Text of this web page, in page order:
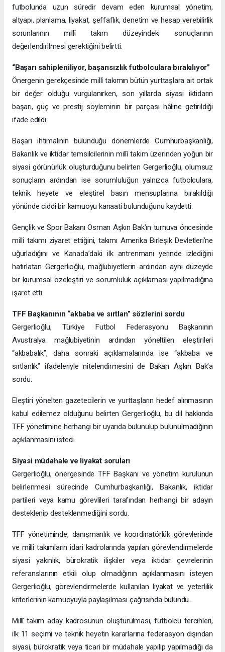
futbolunda uzun süredir devam eden kurumsal yönetim,
altyapı, planlama, liyakat, şeffaflık, denetim ve hesap verebilirlik
sorunlarının millî takım düzeyindeki sonuçlarının
değerlendirilmesi gerektiğini belirtti.
“Başarı sahipleniliyor, başarısızlık futbolculara bırakılıyor”
Önergenin gerekçesinde millî takımın bütün yurttaşlara ait ortak
bir değer olduğu vurgulanırken, son yıllarda siyasi iktidarın
başarı, güç ve prestij söyleminin bir parçası hâline getirildiği
ifade edildi.
Başarı ihtimalinin bulunduğu dönemlerde Cumhurbaşkanlığı,
Bakanlık ve iktidar temsilcilerinin millî takım üzerinden yoğun bir
siyasi görünürlük oluşturduğunu belirten Gergerlioğlu, olumsuz
sonuçların ardından ise sorumluluğun yalnızca futbolculara,
teknik heyete ve eleştirel basın mensuplarına bırakıldığı
yönünde ciddi bir kamuoyu kanaati bulunduğunu kaydetti.
Gençlik ve Spor Bakanı Osman Aşkın Bak’ın turnuva öncesinde
millî takımı ziyaret ettiğini, takımı Amerika Birleşik Devletleri’ne
uğurladığını ve Kanada’daki ilk antrenmanı yerinde izlediğini
hatırlatan Gergerlioğlu, mağlubiyetlerin ardından aynı düzeyde
bir kurumsal özeleştiri ve sorumluluk açıklaması yapılmadığına
işaret etti.
TFF Başkanının “akbaba ve sırtlan” sözlerini sordu
Gergerlioğlu, Türkiye Futbol Federasyonu Başkanının
Avustralya mağlubiyetinin ardından yöneltilen eleştirileri
“akbabalık”, daha sonraki açıklamalarında ise “akbaba ve
sırtlanlık” ifadeleriyle nitelendirmesini de Bakan Aşkın Bak’a
sordu.
Eleştiri yönelten gazetecilerin ve yurttaşların hedef alınmasının
kabul edilemez olduğunu belirten Gergerlioğlu, bu dil hakkında
TFF yönetimine herhangi bir uyarıda bulunulup bulunulmadığının
açıklanmasını istedi.
Siyasi müdahale ve liyakat soruları
Gergerlioğlu, önergesinde TFF Başkanı ve yönetim kurulunun
belirlenmesi sürecinde Cumhurbaşkanlığı, Bakanlık, iktidar
partileri veya kamu görevlileri tarafından herhangi bir adayın
desteklenip desteklenmediğini sordu.
TFF yönetiminde, danışmanlık ve koordinatörlük görevlerinde
ve millî takımların idari kadrolarında yapılan görevlendirmelerde
siyasi yakınlık, bürokratik ilişkiler veya iktidar çevrelerinin
referanslarının etkili olup olmadığının açıklanmasını isteyen
Gergerlioğlu, görevlendirmelerde kullanılan liyakat ve yeterlilik
kriterlerinin kamuoyuyla paylaşılması çağrısında bulundu.
Millî takım aday kadrosunun oluşturulması, futbolcu tercihleri,
ilk 11 seçimi ve teknik heyetin kararlarına federasyon dışından
siyasi, bürokratik veya ticari bir müdahale yapılıp yapılmadığı da